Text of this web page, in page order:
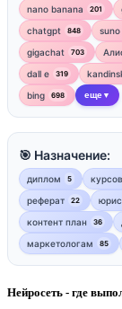
nano banana 201
chatgpt 848 suno
gigachat 703
dall e 319
bing 698 еще ▼
🎯 Назначение:
диплом 5
реферат 22
контент план 36
маркетологам 85
Нейросеть - где